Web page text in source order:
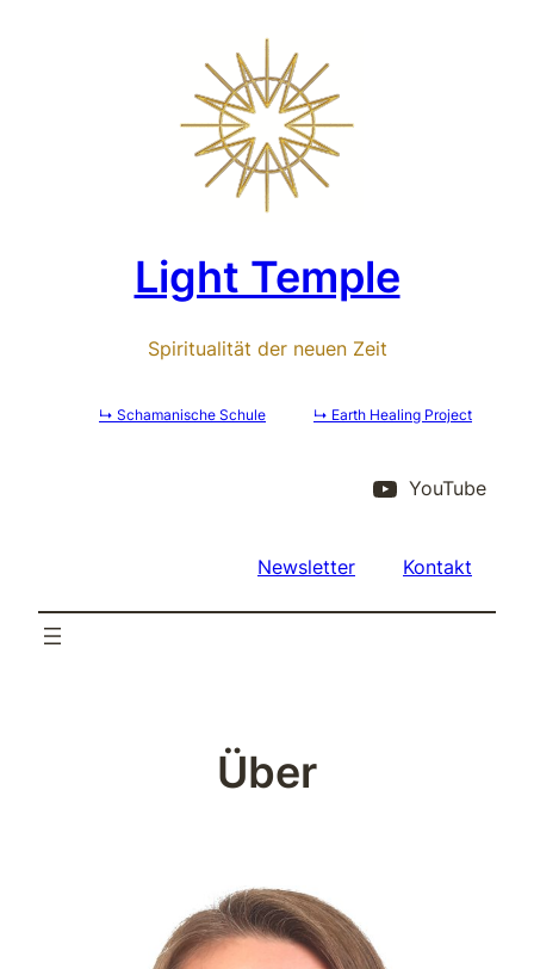
Light Temple
Spiritualität der neuen Zeit
↳ Schamanische Schule ↳ Earth Healing Project
YouTube
Newsletter Kontakt
Über